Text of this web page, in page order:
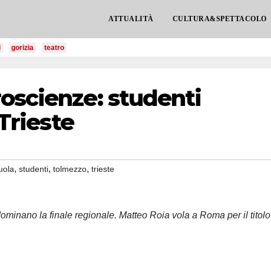
ATTUALITÀ CULTURA&SPETTACOLO
gorizia teatro
studenti
, studenti, tolmezzo, trieste
la finale regionale. Matteo Roia vola a Roma per il titolo